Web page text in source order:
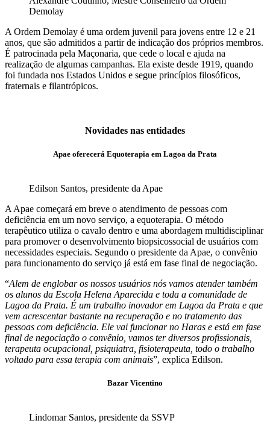
Demolay
A Ordem Demolay é uma ordem juvenil para jovens entre 12 e 21
anos, que são admitidos a partir de indicação dos próprios membros.
É patrocinada pela Maçonaria, que cede o local e ajuda na
realização de algumas campanhas. Ela existe desde 1919, quando
foi fundada nos Estados Unidos e segue princípios filosóficos,
fraternais e filantrópicos.
Novidades nas entidades
Apae oferecerá Equoterapia em Lagoa da Prata
Edilson Santos, presidente da Apae
A Apae começará em breve o atendimento de pessoas com
deficiência em um novo serviço, a equoterapia. O método
terapêutico utiliza o cavalo dentro e uma abordagem multidisciplinar
para promover o desenvolvimento biopsicossocial de usuários com
necessidades especiais. Segundo o presidente da Apae, o convênio
para funcionamento do serviço já está em fase final de negociação.
“Alem de englobar os nossos usuários nós vamos atender também
os alunos da Escola Helena Aparecida e toda a comunidade de
Lagoa da Prata. É um trabalho inovador em Lagoa da Prata e que
vem acrescentar bastante na recuperação e no tratamento das
pessoas com deficiência. Ele vai funcionar no Haras e está em fase
final de negociação o convênio, vamos ter diversos profissionais,
terapeuta ocupacional, psiquiatra, fisioterapeuta, todo o trabalho
voltado para essa terapia com animais”, explica Edilson.
Bazar Vicentino
Lindomar Santos, presidente da SSVP